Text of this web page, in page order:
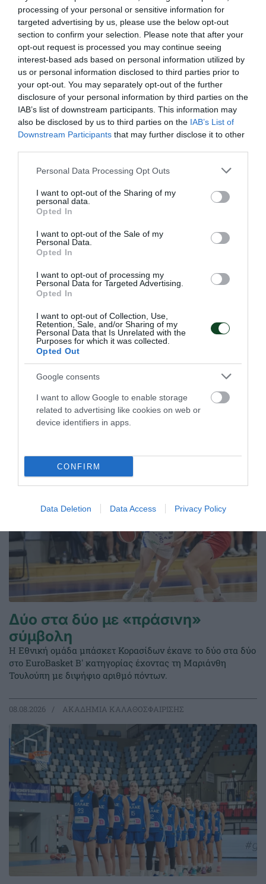
processing of your personal or sensitive information for
targeted advertising by us, please use the below opt-out
section to confirm your selection. Please note that after your
opt-out request is processed you may continue seeing
interest-based ads based on personal information utilized by
us or personal information disclosed to third parties prior to
your opt-out. You may separately opt-out of the further
disclosure of your personal information by third parties on the
IAB’s list of downstream participants. This information may
also be disclosed by us to third parties on the IAB’s List of
Downstream Participants that may further disclose it to other
Please note that this website/app uses one or more Google
not limited to your visit or usage behaviour. You may click to
grant or deny consent to Google and its third-party tags to
use your data for below specified purposes in below Google
consent section.
Personal Data Processing Opt Outs
I want to opt-out of the Sharing of my
personal data.
Opted In
I want to opt-out of the Sale of my
Personal Data.
Opted In
I want to opt-out of processing my
Personal Data for Targeted Advertising.
Opted In
I want to opt-out of Collection, Use,
Retention, Sale, and/or Sharing of my
Personal Data that Is Unrelated with the
Purposes for which it was collected.
Opted Out
Google consents
I want to allow Google to enable storage
related to advertising like cookies on web or
device identifiers in apps.
CONFIRM
Data Deletion Data Access Privacy Policy
Το σήκωσε στο ΣΕΦ!
Σήμερα στέφθηκε και τυπικά πρωταθλητής ο
Παναθηναϊκός στο πρωτάθλημα πινγκ πονγκ γυναικών στο
ΣΕΦ έπειτα από 52 χρόνια. Στη δεύτερη θέση τερμάτισαν οι
άνδρες.
22.05.2026 ΠΙΝΓΚ ΠΟΝΓΚ ΓΥΝΑΙΚΩΝ
Πρωταθλητής ο Παναθηναϊκός
στο πινγκ πονγκ γυναικών
Η γυναικεία ομάδα πινγκ πονγκ του Παναθηναϊκού
κατέκτησε το Πρωτάθλημα Ελλάδας εξασφαλίζοντας τον
τίτλο από την πρώτη αγωνιστική των πλέι οφ.
21.05.2026 ΠΙΝΓΚ ΠΟΝΓΚ ΓΥΝΑΙΚΩΝ
ΤΕΛΕΥΤΑΙΑ ΝΕΑ
Δύο στα δύο με «πράσινη»
σύμβολη
Η Εθνική ομάδα μπάσκετ Κορασίδων έκανε το δύο στα δύο
στο EuroBasket Β' κατηγορίας έχοντας τη Μαριάνθη
Τουλούπη με διψήφιο αριθμό πόντων.
08.08.2026 ΑΚΑΔΗΜΙΑ ΚΑΛΑΘΟΣΦΑΙΡΙΣΗΣ